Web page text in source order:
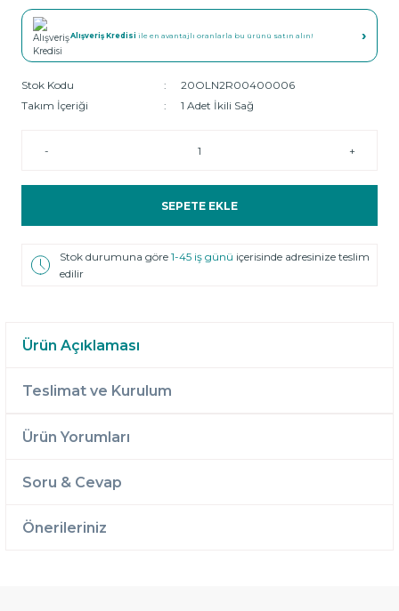
Alışveriş Kredisi ile en avantajlı oranlarla bu ürünü satın alın! ›
Stok Kodu
20OLN2R00400006
Takım İçeriği
1 Adet İkili Sağ
- +
SEPETE EKLE
Stok durumuna göre1-45 iş günü içerisinde adresinize teslim
edilir
Ürün Açıklaması
Teslimat ve Kurulum
Ürün Yorumları
Soru & Cevap
Önerileriniz